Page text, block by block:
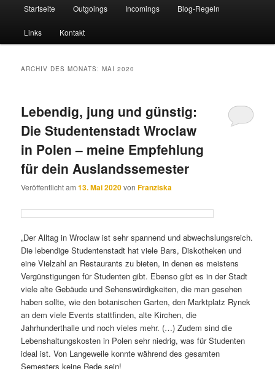
Startseite Outgoings Incomings Blog-Regeln
Links Kontakt
ARCHIV DES MONATS:MAI 2020
Lebendig, jung und günstig:
Die Studentenstadt Wroclaw
in Polen – meine Empfehlung
für dein Auslandssemester
Veröffentlicht am13. Mai 2020vonFranziska
„Der Alltag in Wroclaw ist sehr spannend und abwechslungsreich.
Die lebendige Studentenstadt hat viele Bars, Diskotheken und
eine Vielzahl an Restaurants zu bieten, in denen es meistens
Vergünstigungen für Studenten gibt. Ebenso gibt es in der Stadt
viele alte Gebäude und Sehenswürdigkeiten, die man gesehen
haben sollte, wie den botanischen Garten, den Marktplatz Rynek
an dem viele Events stattfinden, alte Kirchen, die
Jahrhunderthalle und noch vieles mehr. (…) Zudem sind die
Lebenshaltungskosten in Polen sehr niedrig, was für Studenten
ideal ist. Von Langeweile konnte während des gesamten
Semesters keine Rede sein!